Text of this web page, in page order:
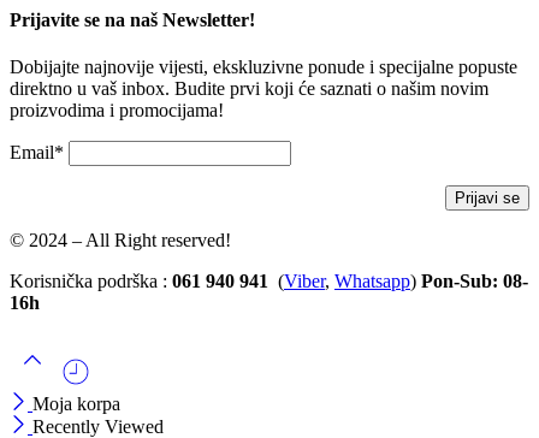
Prijavite se na naš Newsletter!
Dobijajte najnovije vijesti, ekskluzivne ponude i specijalne popuste
direktno u vaš inbox. Budite prvi koji će saznati o našim novim
proizvodima i promocijama!
Email*
© 2024 – All Right reserved!
Korisnička podrška : 061 940 941 (Viber, Whatsapp) Pon-Sub: 08-
16h
Moja korpa
Recently Viewed